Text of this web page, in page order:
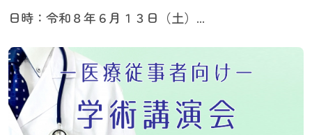
日時：令和８年６月１３日（土）...